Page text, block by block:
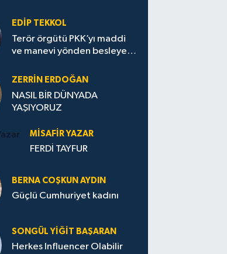
EDIP TEKKOL
Terör örgütü PKK’yı maddi
ve manevi yönden besleyen
ZERRIN ERDOĞAN
NASIL BİR DÜNYADA
YAŞIYORUZ
MISAFIR YAZAR
FERDİ TAYFUR
BERNA COŞKUN AYDIN
Güçlü Cumhuriyet kadını
SONGÜL YIĞIT BAŞARAN
Herkes Influencer Olabilir